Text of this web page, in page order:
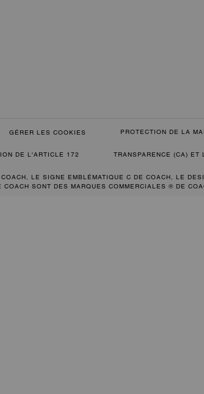
GÉRER LES COOKIES PROTECTION DE LA
DE L'ARTICLE 172 TRANSPARENCE (CA) ET
LE SIGNE EMBLÉMATIQUE C DE COACH, LE
SONT DES MARQUES COMMERCIALES ® DE